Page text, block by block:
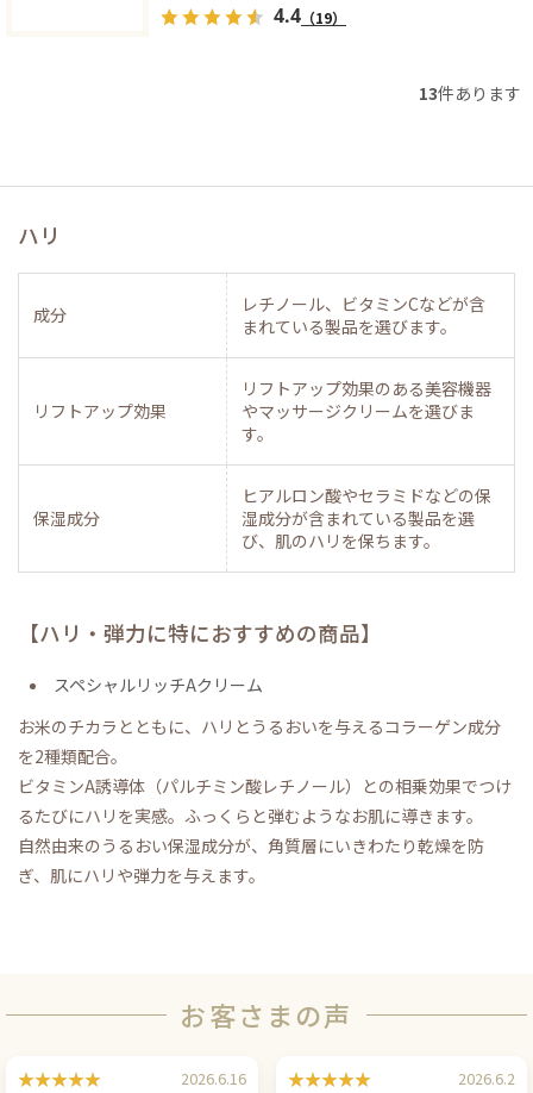
4.4 （19）
13件あります
ハリ
成分
レチノール、ビタミンCなどが含
まれている製品を選びます。
リフトアップ効果
リフトアップ効果のある美容機器
やマッサージクリームを選びま
す。
保湿成分
ヒアルロン酸やセラミドなどの保
湿成分が含まれている製品を選
び、肌のハリを保ちます。
【ハリ・弾力に特におすすめの商品】
スペシャルリッチAクリーム
お米のチカラとともに、ハリとうるおいを与えるコラーゲン成分
を2種類配合。
ビタミンA誘導体（パルチミン酸レチノール）との相乗効果でつけ
るたびにハリを実感。ふっくらと弾むようなお肌に導きます。
自然由来のうるおい保湿成分が、角質層にいきわたり乾燥を防
ぎ、肌にハリや弾力を与えます。
お客さまの声
2026.6.16 2026.6.2